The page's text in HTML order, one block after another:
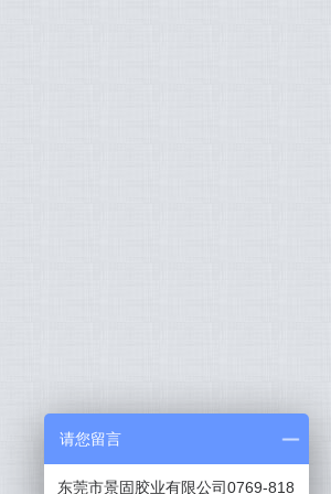
请您留言
东莞市景固胶业有限公司0769-818